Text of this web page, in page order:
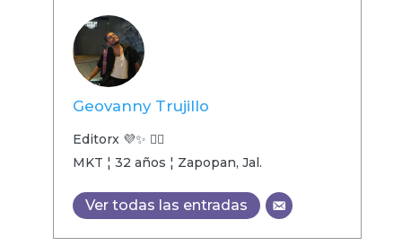
Geovanny Trujillo
Editorx 💜✨ 🏳️‍🌈
MKT ¦ 32 años ¦ Zapopan, Jal.
Ver todas las entradas